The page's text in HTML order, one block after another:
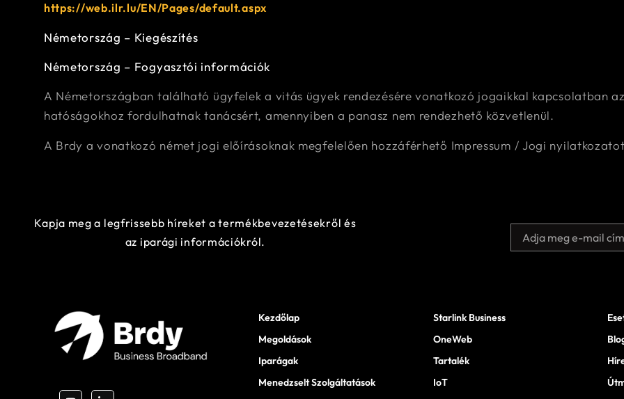
https://web.ilr.lu/EN/Pages/default.aspx
Németország – Kiegészítés
Németország – Fogyasztói információk
A Németországban található ügyfelek a vitás ügyek rendezésére vonatkozó jogaikkal kapcsolatban
hatóságokhoz fordulhatnak tanácsért, amennyiben a panasz nem rendezhető közvetlenül.
A Brdy a vonatkozó német jogi előírásoknak megfelelően hozzáférhető Impressum / Jogi
Kapja meg a legfrissebb híreket a termékbevezetésekről és
az iparági információkról.
Kezdőlap
Megoldások
Iparágak
Menedzselt Szolgáltatások
Starlink Business
OneWeb
Tartalék
IoT